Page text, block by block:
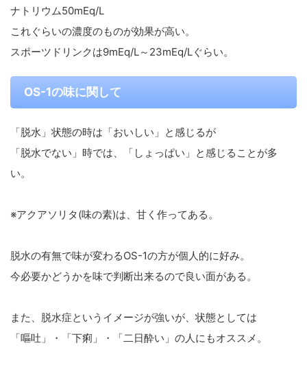
ナトリウム50mEq/L
これぐらいの濃度のものが効果が高い。
スポーツドリンクは9mEq/L～23mEq/Lぐらい。
OS-1の味に関して
「脱水」状態の時は「おいしい」と感じるが
「脱水でない」時では、「しょっぱい」と感じることが多
い。
※アクアソリタ(味の素)は、甘く作ってある。
脱水の有無で味が変わるOS-1の方が個人的に好み。
今必要かどうかを味で判断出来るので良い面がある。
また、脱水症というイメージが強いが、状態としては
「嘔吐」・「下痢」・「二日酔い」の人にもオススメ。